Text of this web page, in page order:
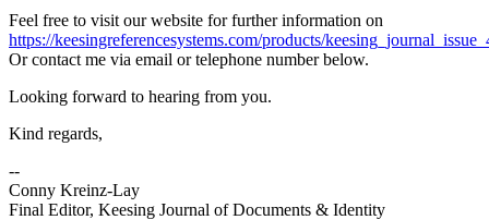
Feel free to visit our website for further information on
https://keesingreferencesystems.com/products/
Or contact me via email or telephone number below.
Looking forward to hearing from you.
Kind regards,
--
Conny Kreinz-Lay
Final Editor, Keesing Journal of Documents & Identity